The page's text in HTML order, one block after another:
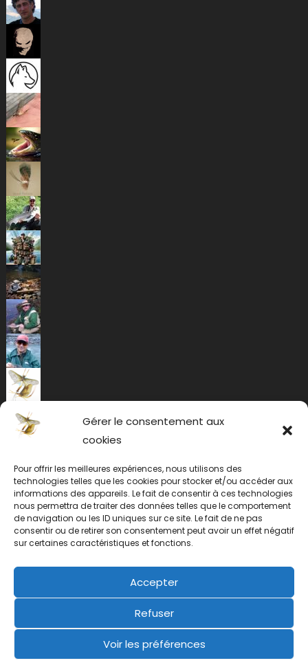
Gérer le consentement aux
cookies
Pour offrir les meilleures expériences, nous utilisons des
technologies telles que les cookies pour stocker et/ou accéder aux
informations des appareils. Le fait de consentir à ces technologies
nous permettra de traiter des données telles que le comportement
de navigation ou les ID uniques sur ce site. Le fait de ne pas
consentir ou de retirer son consentement peut avoir un effet négatif
sur certaines caractéristiques et fonctions.
Accepter
Refuser
Voir les préférences